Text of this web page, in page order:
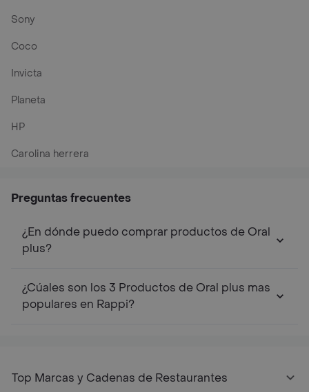
Sony
Coco
Invicta
Planeta
HP
Carolina herrera
Preguntas frecuentes
¿En dónde puedo comprar productos de Oral
plus?
¿Cúales son los 3 Productos de Oral plus mas
populares en Rappi?
Top Marcas y Cadenas de Restaurantes